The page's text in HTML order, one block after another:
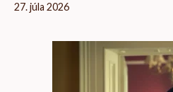
27. júla 2026